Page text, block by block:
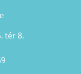
tér 8.